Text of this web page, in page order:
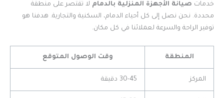
خدمات صيانة الأجهزة المنزلية بالدمام لا تقتصر على منطقة
محددة. نحن نصل إلى كل أحياء الدمام، السكنية والتجارية. هدفنا هو
توفير الراحة والسرعة لعملائنا في كل مكان.
المنطقة وقت الوصول المتوقع
المركز 30-45 دقيقة